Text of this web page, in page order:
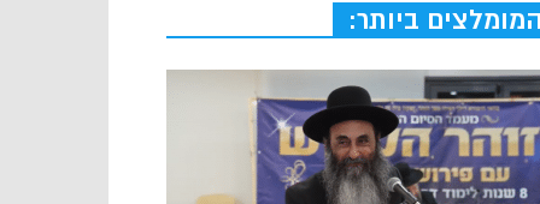
המומלצים ביותר: